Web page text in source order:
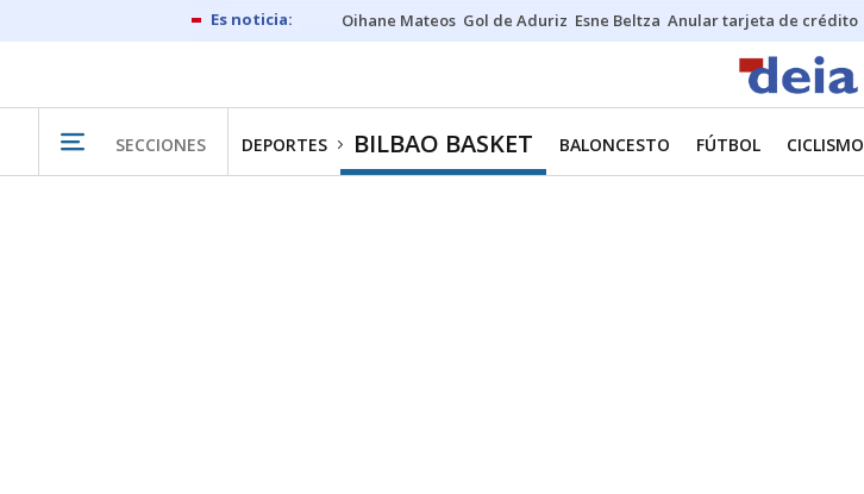
Oihane Mateos Gol de Aduriz Esne Beltza Anular tarjeta de crédito
SECCIONES DEPORTES BILBAO BASKET BALONCESTO FÚTBOL CICLISMO